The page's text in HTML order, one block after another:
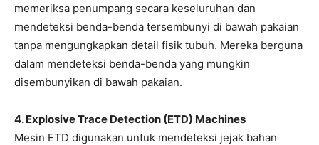
memeriksa penumpang secara keseluruhan dan
mendeteksi benda-benda tersembunyi di bawah pakaian
tanpa mengungkapkan detail fisik tubuh. Mereka berguna
dalam mendeteksi benda-benda yang mungkin
disembunyikan di bawah pakaian.
4. Explosive Trace Detection (ETD) Machines
Mesin ETD digunakan untuk mendeteksi jejak bahan